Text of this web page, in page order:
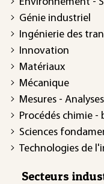
Génie industriel
Ingénierie des
Innovation
Matériaux
Mécanique
Mesures - Analyses
Procédés chimie -
Sciences
Technologies de
Secteurs